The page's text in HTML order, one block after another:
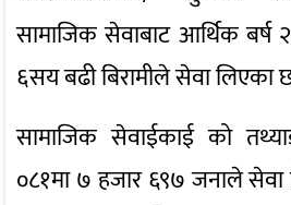
सामाजिक सेवाबाट आर्थिक बर्ष
६सय बढी बिरामीले सेवा लिएका
सामाजिक सेवाईकाई को
०८१मा ७ हजार ६९७ जनाले